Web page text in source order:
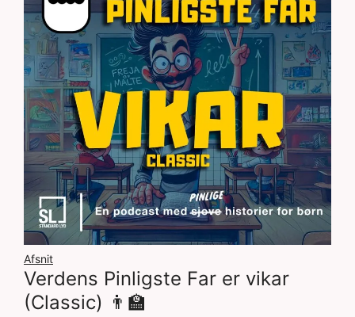
Afsnit
Verdens Pinligste Far er vikar
(Classic) 👨‍🏫